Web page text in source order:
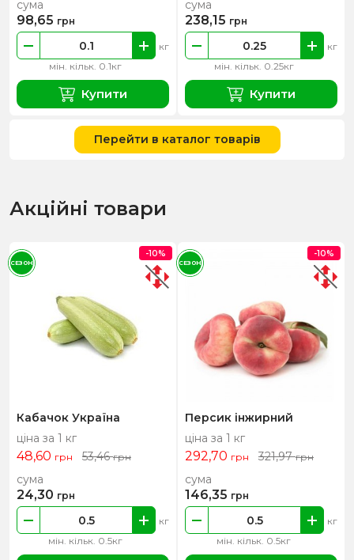
мін. кільк. 0.1кг
кг
сума
98,65 грн
Купити
мін. кільк. 0.25кг
кг
сума
238,15 грн
Купити
Перейти в каталог товарів
Акційні товари
Кабачок Україна
ціна за 1 кг
48,60 грн 53,46грн
мін. кільк. 0.5кг
кг
сума
24,30 грн
-10%
СЕЗОН
Персик інжирний
ціна за 1 кг
292,70 грн 321,97грн
мін. кільк. 0.5кг
кг
сума
146,35 грн
-10%
СЕЗОН